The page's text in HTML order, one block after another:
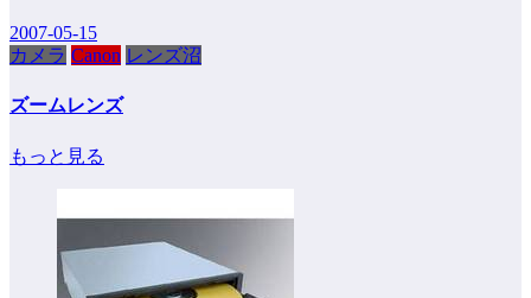
2007-05-15
カメラ Canon レンズ沼
ズームレンズ
もっと見る